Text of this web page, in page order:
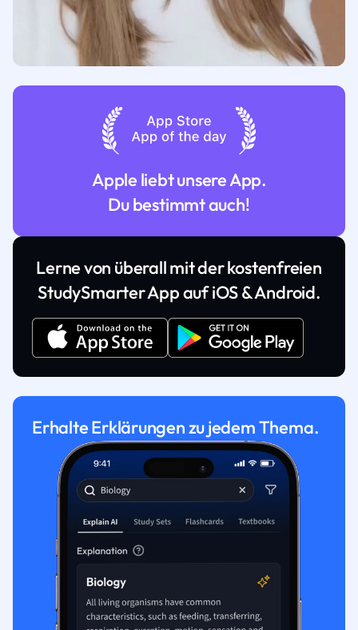
Apple liebt unsere App.
Du bestimmt auch!
Lerne von überall mit der kostenfreien
StudySmarter App auf iOS & Android.
Erhalte Erklärungen zu jedem Thema.